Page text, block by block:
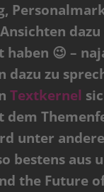
dazu
😉 –
dazu zu
Textkernel
unter
bestens aus
the Future